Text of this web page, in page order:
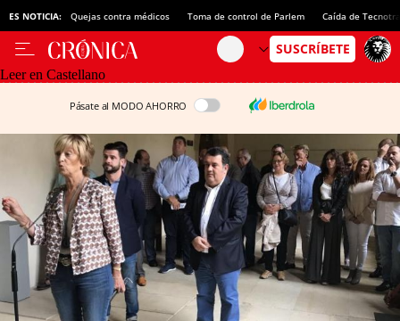
ES NOTICIA: Quejas contra médicos Toma de control de Parlem Caída de
Leer en Castellano
Pásate al MODO AHORRO